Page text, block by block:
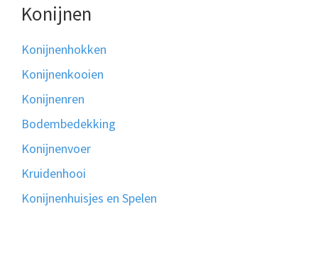
Konijnen
Konijnenhokken
Konijnenkooien
Konijnenren
Bodembedekking
Konijnenvoer
Kruidenhooi
Konijnenhuisjes en Spelen